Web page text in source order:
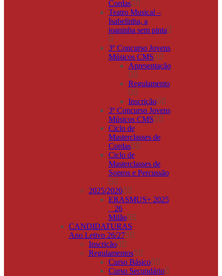
Cordas
Teatro Musical –
Isabelinha, a
joaninha sem pinta
3º Concurso Jovens
Músicos CMS
Apresentação
Regulamento
Inscrição
3º Concurso Jovens
Músicos CMS
Ciclo de
Masterclasses de
Cordas
Ciclo de
Masterclasses de
Sopros e Percussão
2025/2026
ERASMUS+ 2025
_ 26
Milão
CANDIDATURAS
Ano Letivo 26/27
Inscrição
Regulamentos
Curso Básico
Curso Secundário